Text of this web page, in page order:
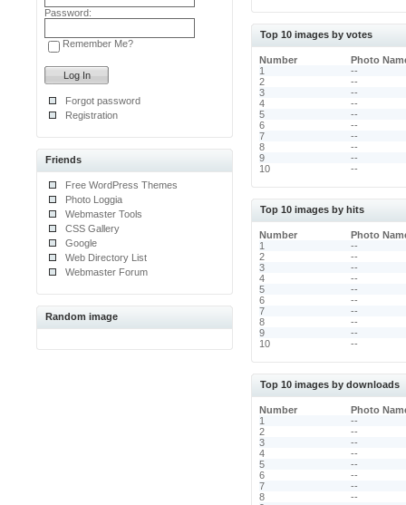
Password:
Remember Me?
Forgot password
Registration
Friends
Free WordPress Themes
Photo Loggia
Webmaster Tools
CSS Gallery
Google
Web Directory List
Webmaster Forum
Random image
Top 10 images by votes
Number Photo
1
--
2
--
3
--
4
--
5
--
6
--
7
--
8
--
9
--
10
--
Top 10 images by hits
Number Photo
1
--
2
--
3
--
4
--
5
--
6
--
7
--
8
--
9
--
10
--
Top 10 images by downloads
Number Photo
1
--
2
--
3
--
4
--
5
--
6
--
7
--
8
--